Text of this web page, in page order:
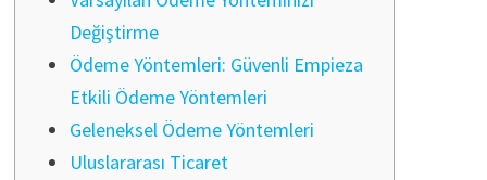
Değiştirme
Ödeme Yöntemleri: Güvenli Empieza
Etkili Ödeme Yöntemleri
Geleneksel Ödeme Yöntemleri
Uluslararası Ticaret